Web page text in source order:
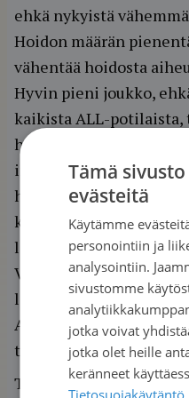
ehkä nykyistä
Hoidon määrän
vähentää hoidosta
Hyvin pieni joukko,
kaikista ALL-potilaista,
hoitoa. He saattaisivat
intensiivisistä
hoidosta tai vasta-
kohdennetusti
leukemiasoluun.
Vasta-ainehoito
leukemiasolun tiettyyn
ALLTogether-
tyrosiinikinaasin
Taskinen sanoo, että
Tämä
evästeitä
Käytämme
personointiin ja
analysointiin.
sivustomme
jotka voivat
jotka olet heille
keränneet
Tietosuojakäytäntö